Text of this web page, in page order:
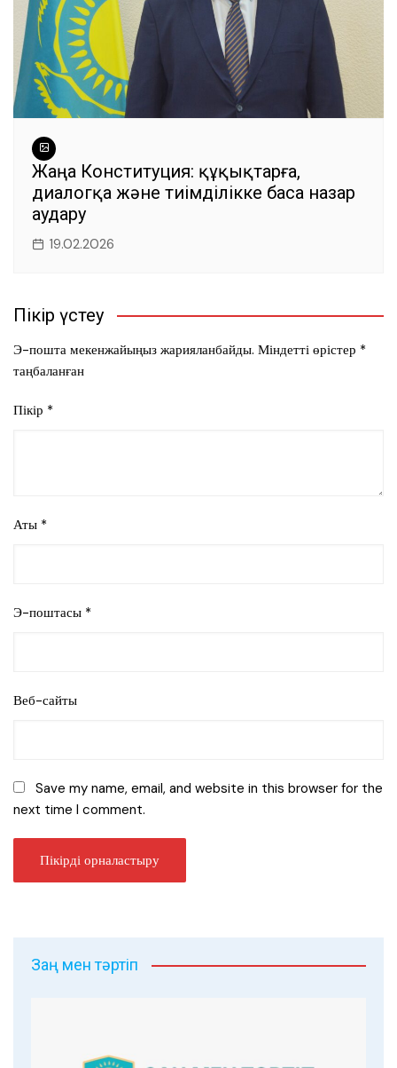
Жаңа Конституция: құқықтарға,
диалогқа және тиімділікке баса назар
аудару
19.02.2026
Пікір үстеу
Э-пошта мекенжайыңыз жарияланбайды. Міндетті өрістер *
таңбаланған
Пікір *
Аты *
Э-поштасы *
Веб-сайты
Save my name, email, and website in this browser for the
next time I comment.
Заң мен тәртіп